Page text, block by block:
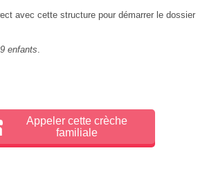
avec cette structure pour démarrer le dossier
enfants
Appeler cette crèche
familiale